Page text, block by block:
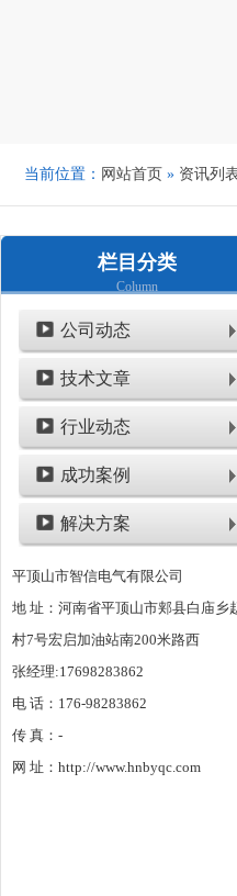
当前位置： 网站首页 » 资讯列
栏目分类
Column
公司动态
技术文章
行业动态
成功案例
解决方案
平顶山市智信电气有限公司
地 址：河南省平顶山市郏县白庙乡
村7号宏启加油站南200米路西
张经理:17698283862
电 话：176-98283862
传 真：-
网 址：http://www.hnbyqc.com